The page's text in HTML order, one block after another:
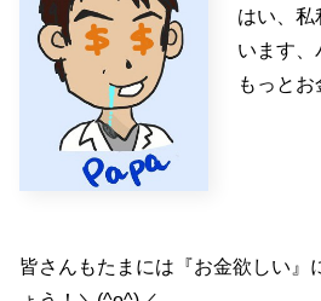
はい、私
います、
もっとお
皆さんもたまには『お金欲しい』